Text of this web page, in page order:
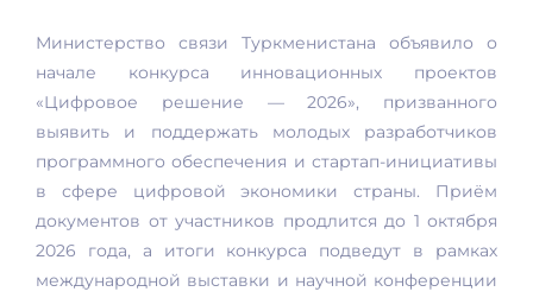
Министерство связи Туркменистана объявило о
начале конкурса инновационных проектов
«Цифровое решение — 2026», призванного
выявить и поддержать молодых разработчиков
программного обеспечения и стартап-инициативы
в сфере цифровой экономики страны. Приём
документов от участников продлится до 1 октября
2026 года, а итоги конкурса подведут в рамках
международной выставки и научной конференции